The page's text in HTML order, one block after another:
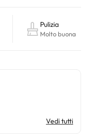
Pulizia
Molto buona
Vedi tutti